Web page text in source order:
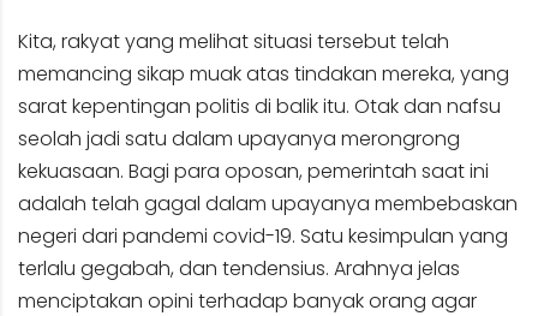
Kita, rakyat yang melihat situasi tersebut telah
memancing sikap muak atas tindakan mereka, yang
sarat kepentingan politis di balik itu. Otak dan nafsu
seolah jadi satu dalam upayanya merongrong
kekuasaan. Bagi para oposan, pemerintah saat ini
adalah telah gagal dalam upayanya membebaskan
negeri dari pandemi covid-19. Satu kesimpulan yang
terlalu gegabah, dan tendensius. Arahnya jelas
menciptakan opini terhadap banyak orang agar